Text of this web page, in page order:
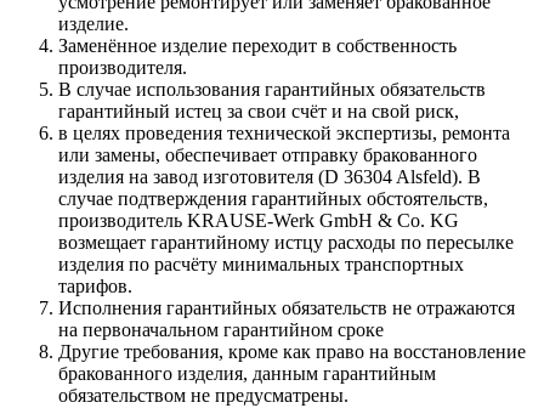
изделие.
Заменённое изделие переходит в собственность
производителя.
В случае использования гарантийных обязательств
гарантийный истец за свои счёт и на свой риск,
в целях проведения технической экспертизы, ремонта
или замены, обеспечивает отправку бракованного
изделия на завод изготовителя (D 36304 Alsfeld). В
случае подтверждения гарантийных обстоятельств,
производитель KRAUSE-Werk GmbH & Со. KG
возмещает гарантийному истцу расходы по пересылке
изделия по расчёту минимальных транспортных
тарифов.
Исполнения гарантийных обязательств не отражаются
на первоначальном гарантийном сроке
Другие требования, кроме как право на восстановление
бракованного изделия, данным гарантийным
обязательством не предусматрены.